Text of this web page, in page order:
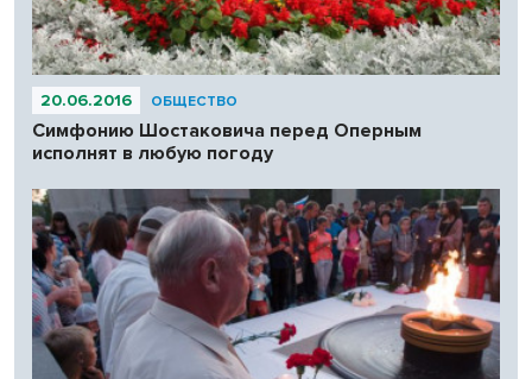
20.06.2016 ОБЩЕСТВО
Симфонию Шостаковича перед Оперным
исполнят в любую погоду